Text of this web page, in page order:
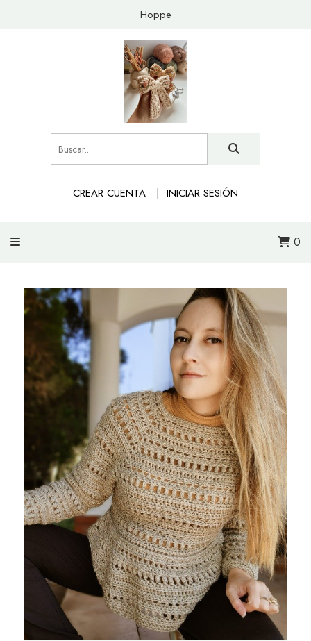
Hoppe
CREAR CUENTA INICIAR SESIÓN
0